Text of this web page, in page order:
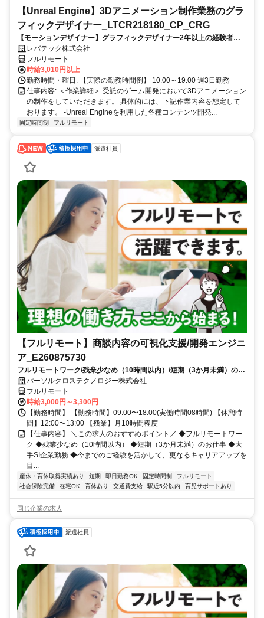
【Unreal Engine】3Dアニメーション制作業務のグラ
フィックデザイナー_LTCR218180_CP_CRG
【モーションデザイナー】グラフィックデザイナー2年以上の経験者を
歓迎！キャリアアップを目指したい方も大歓迎♪
レバテック株式会社
フルリモート
時給3,010円以上
勤務時間・曜日: 【実際の勤務時間例】 10:00～19:00 週3日勤務
仕事内容: ＜作業詳細＞ 受託のゲーム開発において3Dアニメーション
の制作をしていただきます。 具体的には、下記作業内容を想定して
おります。 -Unreal Engineを利用した各種コンテンツ開発...
固定時間制 フルリモート
派遣社員
【フルリモート】商談内容の可視化支援/開発エンジニ
ア_E260875730
フルリモートワーク/残業少なめ（10時間以内）/短期（3か月未満）のお
仕事/大手SI企業勤務/今までのご経験を活かして、更なるキャリアアップ
を目指せます
パーソルクロステクノロジー株式会社
フルリモート
時給3,000円～3,300円
【勤務時間】 【勤務時間】09:00〜18:00(実働時間08時間) 【休憩時
間】12:00〜13:00 【残業】月10時間程度
【仕事内容】 ＼この求人のおすすめポイント／ ◆フルリモートワー
ク ◆残業少なめ（10時間以内） ◆短期（3か月未満）のお仕事 ◆大
手SI企業勤務 ◆今までのご経験を活かして、更なるキャリアアップを
目...
産休・育休取得実績あり 短期 即日勤務OK 固定時間制
フルリモート
社会保険完備
在宅OK 育休あり 交通費支給 駅近5分以内 育児サポートあり
同じ企業の求人
派遣社員